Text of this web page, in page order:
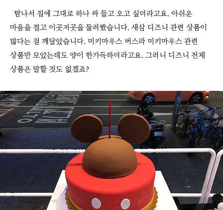
탐나서 집에 그대로 하나 싸 들고 오고 싶더라고요. 아쉬운
마음을 접고 이곳저곳을 둘러봤습니다. 새삼 디즈니 관련 상품이
많다는 걸 깨달았습니다. 미키마우스 버스라 미키마우스 관련
상품만 모았는데도 양이 한가득하더라고요. 그러니 디즈니 전체
상품은 말할 것도 없겠죠?